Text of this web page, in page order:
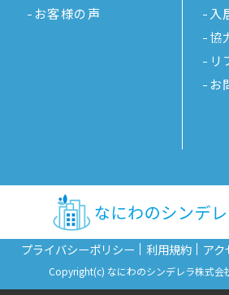
お客様の声
入
協
リ
お
プライバシーポリシー 利用規約 ア
Copyright(c) なにわのシンデレラ株式会